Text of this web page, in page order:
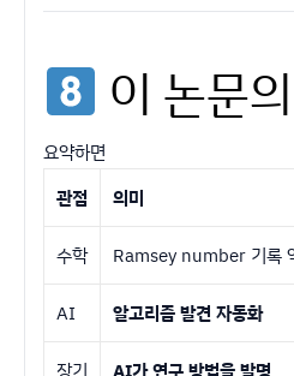
이 논문
요약하면
관점
의미
수학 Ramsey number 기록
AI 알고리즘 발견 자동화
장기 AI가 연구 방법을 발명